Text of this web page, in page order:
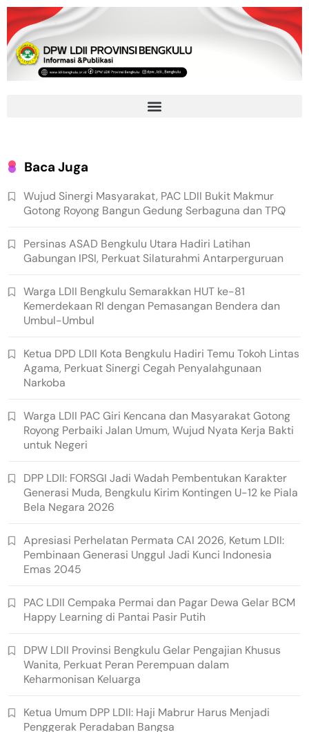
Baca Juga
Wujud Sinergi Masyarakat, PAC LDII Bukit Makmur
Gotong Royong Bangun Gedung Serbaguna dan TPQ
Persinas ASAD Bengkulu Utara Hadiri Latihan
Gabungan IPSI, Perkuat Silaturahmi Antarperguruan
Warga LDII Bengkulu Semarakkan HUT ke-81
Kemerdekaan RI dengan Pemasangan Bendera dan
Umbul-Umbul
Ketua DPD LDII Kota Bengkulu Hadiri Temu Tokoh Lintas
Agama, Perkuat Sinergi Cegah Penyalahgunaan
Narkoba
Warga LDII PAC Giri Kencana dan Masyarakat Gotong
Royong Perbaiki Jalan Umum, Wujud Nyata Kerja Bakti
untuk Negeri
DPP LDII: FORSGI Jadi Wadah Pembentukan Karakter
Generasi Muda, Bengkulu Kirim Kontingen U-12 ke Piala
Bela Negara 2026
Apresiasi Perhelatan Permata CAI 2026, Ketum LDII:
Pembinaan Generasi Unggul Jadi Kunci Indonesia
Emas 2045
PAC LDII Cempaka Permai dan Pagar Dewa Gelar BCM
Happy Learning di Pantai Pasir Putih
DPW LDII Provinsi Bengkulu Gelar Pengajian Khusus
Wanita, Perkuat Peran Perempuan dalam
Keharmonisan Keluarga
Ketua Umum DPP LDII: Haji Mabrur Harus Menjadi
Penggerak Peradaban Bangsa